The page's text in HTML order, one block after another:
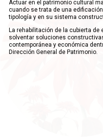
Actuar en el patrimonio cultural
cuando se trata de una
tipología y en su sistema
La rehabilitación de la cubierta
solventar soluciones
contemporánea y económica
Dirección General de Patrimonio.